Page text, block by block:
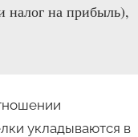
налог на прибыль),
укладываются в